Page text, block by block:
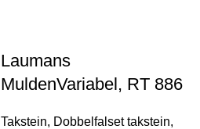
Laumans
MuldenVariabel, RT 886
Takstein, Dobbelfalset takstein,